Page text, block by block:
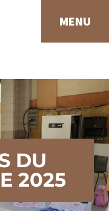
MENU
DU
2025